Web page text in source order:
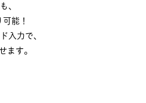
、
能！
入力で、
ます。